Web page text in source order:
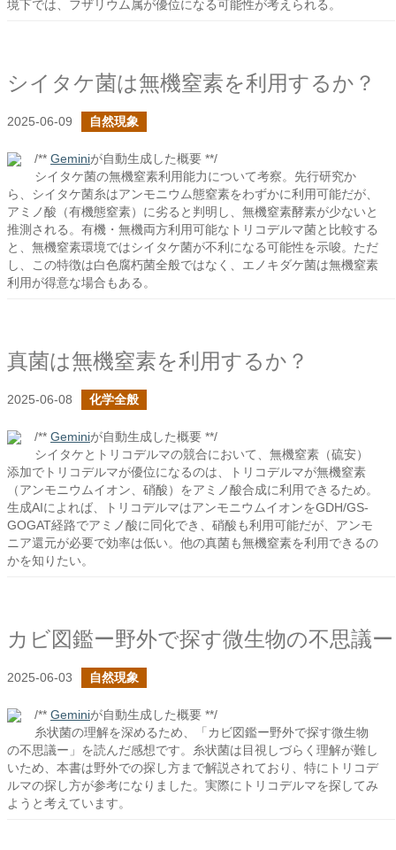
境下では、フザリウム属が優位になる可能性が考えられる。
シイタケ菌は無機窒素を利用するか？
2025-06-09 自然現象
/** Geminiが自動生成した概要 **/
シイタケ菌の無機窒素利用能力について考察。先行研究か
ら、シイタケ菌糸はアンモニウム態窒素をわずかに利用可能だが、
アミノ酸（有機態窒素）に劣ると判明し、無機窒素酵素が少ないと
推測される。有機・無機両方利用可能なトリコデルマ菌と比較する
と、無機窒素環境ではシイタケ菌が不利になる可能性を示唆。ただ
し、この特徴は白色腐朽菌全般ではなく、エノキダケ菌は無機窒素
利用が得意な場合もある。
真菌は無機窒素を利用するか？
2025-06-08 化学全般
/** Geminiが自動生成した概要 **/
シイタケとトリコデルマの競合において、無機窒素（硫安）
添加でトリコデルマが優位になるのは、トリコデルマが無機窒素
（アンモニウムイオン、硝酸）をアミノ酸合成に利用できるため。
生成AIによれば、トリコデルマはアンモニウムイオンをGDH/GS-
GOGAT経路でアミノ酸に同化でき、硝酸も利用可能だが、アンモ
ニア還元が必要で効率は低い。他の真菌も無機窒素を利用できるの
かを知りたい。
カビ図鑑ー野外で探す微生物の不思議ー
2025-06-03 自然現象
/** Geminiが自動生成した概要 **/
糸状菌の理解を深めるため、「カビ図鑑ー野外で探す微生物
の不思議ー」を読んだ感想です。糸状菌は目視しづらく理解が難し
いため、本書は野外での探し方まで解説されており、特にトリコデ
ルマの探し方が参考になりました。実際にトリコデルマを探してみ
ようと考えています。